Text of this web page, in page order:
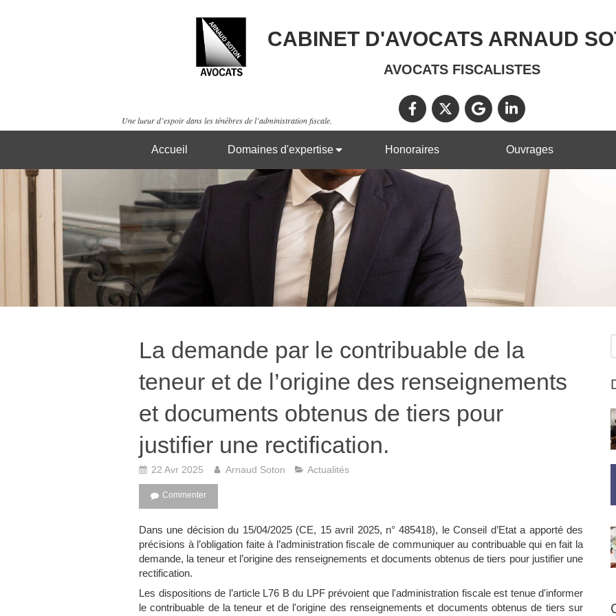
CABINET D'AVOCATS ARNAUD
AVOCATS FISCALISTES
Une lueur d’espoir dans les ténèbres de l’administration fiscale.
Accueil Domaines d'expertise Honoraires Ouvrages
La demande par le contribuable de la
teneur et de l’origine des renseignements
et documents obtenus de tiers pour
justifier une rectification.
22 Avr 2025 Arnaud Soton Actualités
Commenter
Dans une décision du 15/04/2025 (CE, 15 avril 2025, n° 485418), le Conseil d’Etat a apporté des
précisions à l’obligation faite à l’administration fiscale de communiquer au contribuable qui en fait la
demande, la teneur et l’origine des renseignements et documents obtenus de tiers pour justifier une
rectification.
Les dispositions de l’article L76 B du LPF prévoient que l'administration fiscale est tenue d'informer
le contribuable de la teneur et de l'origine des renseignements et documents obtenus de tiers sur